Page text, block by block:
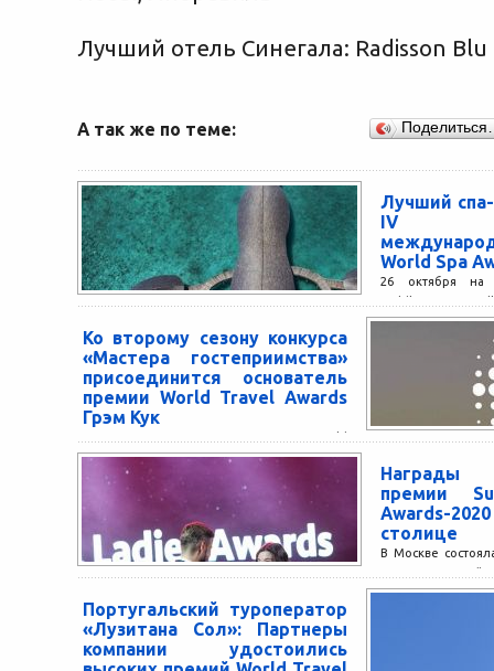
Лучший отель Синегала: Radisson
А так же по теме:
Лучший
IV
World Spa
26 октября на
Maldives
церемония
международной
Ко второму сезону конкурса
«Мастера гостеприимства»
присоединится основатель
премии World Travel Awards
Грэм Кук
Основатель и президент премии World
Travel Awards Грэм Кук поддержит второй
сезон Всероссийского конкурса «Мастера
гостеприимства» президентской
платформы «Россия –...
Награды
премии
Awards-
столице
В Москве
Международной
Awards-2020
Португальский туроператор
«Лузитана Сол»: Партнеры
компании удостоились